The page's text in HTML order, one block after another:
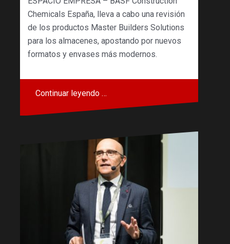
Chemicals España, lleva a cabo una revisión
de los productos Master Builders Solutions
para los almacenes, apostando por nuevos
formatos y envases más modernos.
Continuar leyendo …